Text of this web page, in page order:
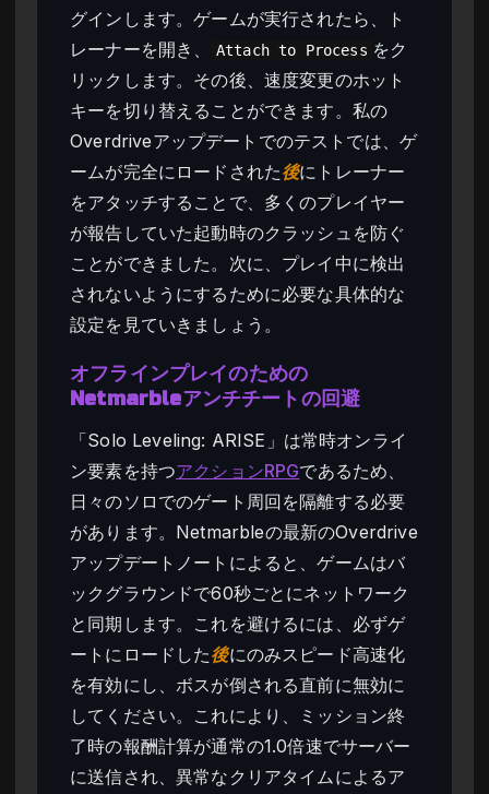
グインします。ゲームが実行されたら、ト
レーナーを開き、
Attach to Process をク
リックします。その後、速度変更のホット
キーを切り替えることができます。私の
Overdriveアップデートでのテストでは、ゲ
ームが完全にロードされた後にトレーナー
をアタッチすることで、多くのプレイヤー
が報告していた起動時のクラッシュを防ぐ
ことができました。次に、プレイ中に検出
されないようにするために必要な具体的な
設定を見ていきましょう。
オフラインプレイのための
Netmarbleアンチチートの回避
「Solo Leveling: ARISE」は常時オンライ
ン要素を持つアクションRPGであるため、
日々のソロでのゲート周回を隔離する必要
があります。Netmarbleの最新のOverdrive
アップデートノートによると、ゲームはバ
ックグラウンドで60秒ごとにネットワーク
と同期します。これを避けるには、必ずゲ
ートにロードした後にのみスピード高速化
を有効にし、ボスが倒される直前に無効に
してください。これにより、ミッション終
了時の報酬計算が通常の1.0倍速でサーバー
に送信され、異常なクリアタイムによるア